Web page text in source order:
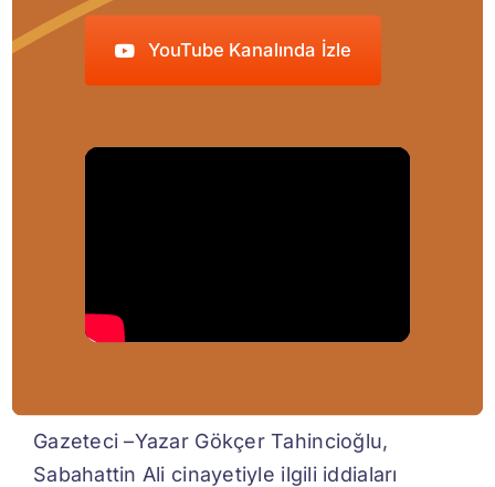
YouTube Kanalında İzle
Gazeteci –Yazar Gökçer Tahincioğlu,
Sabahattin Ali cinayetiyle ilgili iddiaları